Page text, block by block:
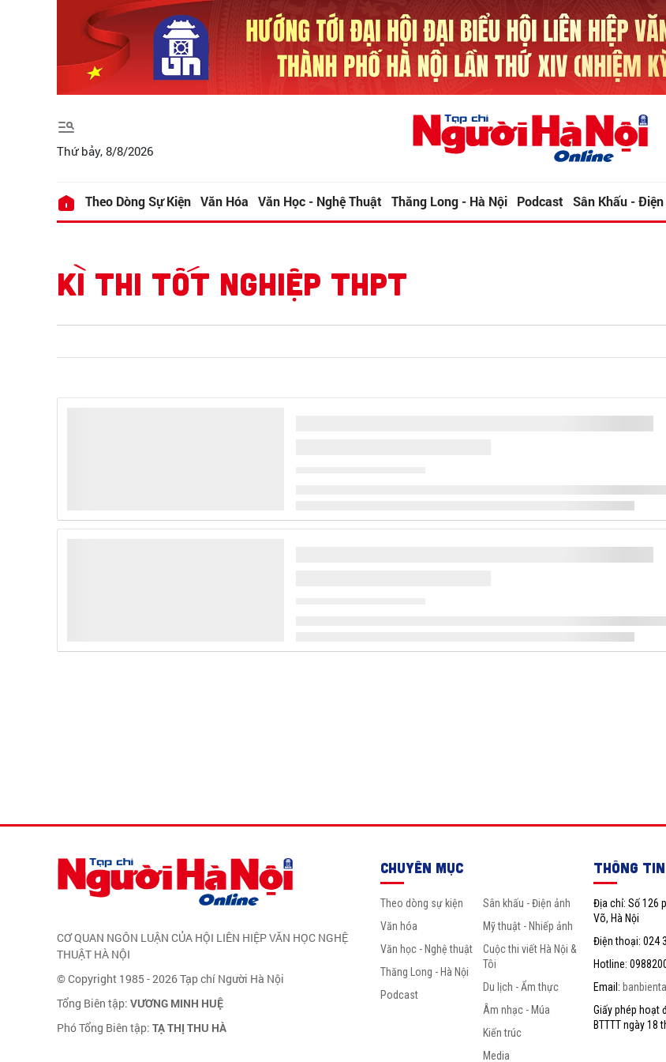
Thứ bảy, 8/8/2026
Theo Dòng Sự Kiện Văn Hóa Văn Học - Nghệ Thuật Thăng Long - Hà Nội Podcast Sân Khấu -
KÌ THI TỐT NGHIỆP THPT
CƠ QUAN NGÔN LUẬN CỦA HỘI LIÊN HIỆP VĂN HỌC NGHỆ
THUẬT HÀ NỘI
© Copyright 1985 - 2026 Tạp chí Người Hà Nội
Tổng Biên tập: VƯƠNG MINH HUỆ
Phó Tổng Biên tập: TẠ THỊ THU HÀ
CHUYÊN MỤC
Theo dòng sự kiện
Văn hóa
Văn học - Nghệ thuật
Thăng Long - Hà Nội
Podcast
Sân khấu - Điện ảnh
Mỹ thuật - Nhiếp ảnh
Cuộc thi viết Hà Nội &
Tôi
Du lịch - Ẩm thực
Âm nhạc - Múa
Kiến trúc
Media
THÔNG
Địa chỉ: Số 126
Võ, Hà Nội
Điện thoại: 024
Hotline:
Email:
Giấy phép hoạt
BTTTT ngày 18